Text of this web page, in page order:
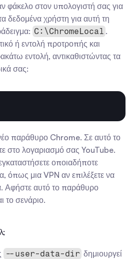
φάκελο στον υπολογιστή σας για
δεδομένα χρήστη για αυτή τη
C:\ChromeLocal .
ή εντολή προτροπής και
εντολή, αντικαθιστώντας τα
σας:
παράθυρο Chrome. Σε αυτό το
στο λογαριασμό σας YouTube.
οποιαδήποτε
όπως μια VPN αν επιλέξετε να
Αφήστε αυτό το παράθυρο
το σενάριο.
--user-data-dir δημιουργεί